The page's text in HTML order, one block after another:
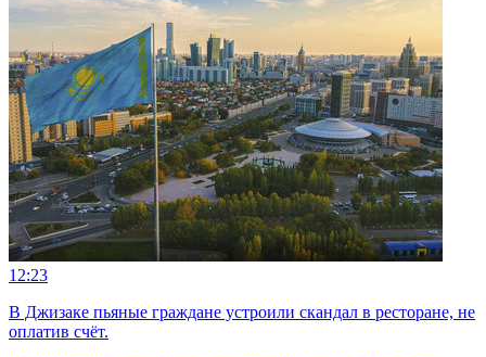
12:23
В Джизаке пьяные граждане устроили скандал в ресторане, не
оплатив счёт.